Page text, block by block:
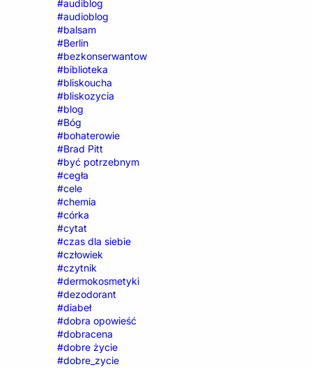
#audiblog
#audioblog
#balsam
#Berlin
#bezkonserwantow
#biblioteka
#bliskoucha
#bliskozycia
#blog
#Bóg
#bohaterowie
#Brad Pitt
#być potrzebnym
#cegła
#cele
#chemia
#córka
#cytat
#czas dla siebie
#człowiek
#czytnik
#dermokosmetyki
#dezodorant
#diabeł
#dobra opowieść
#dobracena
#dobre życie
#dobre_zycie